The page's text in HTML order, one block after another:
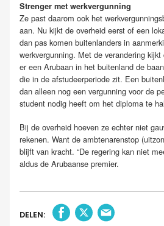
Strenger met werkvergunning
Ze past daarom ook het
aan. Nu kijkt de overheid eerst of een
dan pas komen buitenlanders in
werkvergunning. Met de verandering
er een Arubaan in het buitenland de
die in de afstudeerperiode zit. Een
dan alleen nog een vergunning voor de
student nodig heeft om het diploma te
Bij de overheid hoeven ze echter niet
rekenen. Want de ambtenarenstop
blijft van kracht. “De regering kan niet
aldus de Arubaanse premier.
DELEN: